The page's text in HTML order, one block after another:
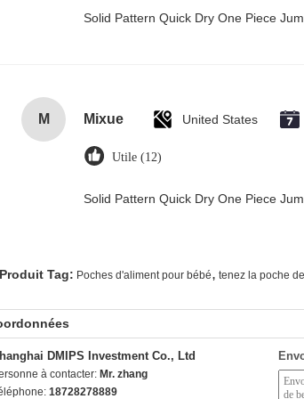
Solid Pattern Quick Dry One Piece
M Mixue United States
Utile (12)
Solid Pattern Quick Dry One Piece
Produit Tag: Poches d'aliment pour bébé, tenez la poche
DMIPS Investment Co., Ltd
à contacter: Mr. zhang
18728278889